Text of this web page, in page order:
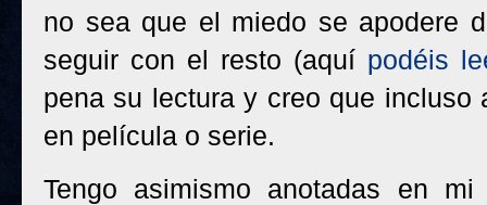
no sea que el miedo se apodere
seguir con el resto (aquí podéis
pena su lectura y creo que
en película o serie.
Tengo asimismo anotadas en